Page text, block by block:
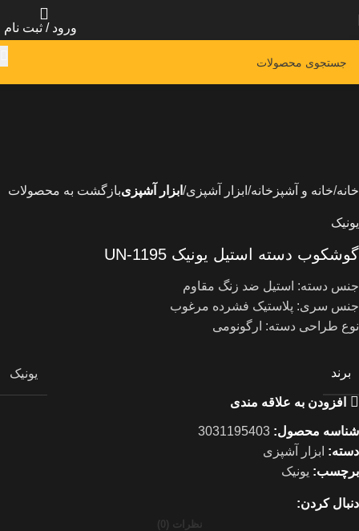
ورود / ثبت نام
خانه خانه و آشپزخانه ابزار آشپزی ابزار آشپزیبازگشت به محصولات
یونیک
گوشکوب دسته استیل یونیک UN-1195
جنس دسته: استیل ضد زنگ مقاوم
جنس سری: پلاستیک فشرده مرغوب
نوع طراحی دسته: ارگونومی
برند یونیک
افزودن به علاقه مندی
شناسه محصول: 3031195403
دسته: ابزار آشپزی
برچسب: یونیک
دنبال کردن:
نظرات (0)